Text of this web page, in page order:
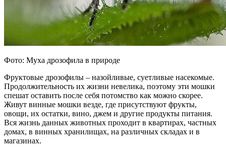
Фото: Муха дрозофила в природе
Фруктовые дрозофилы – назойливые, суетливые насекомые.
Продолжительность их жизни невелика, поэтому эти мошки
спешат оставить после себя потомство как можно скорее.
Живут винные мошки везде, где присутствуют фрукты,
овощи, их остатки, вино, джем и другие продукты питания.
Вся жизнь данных животных проходит в квартирах, частных
домах, в винных хранилищах, на различных складах и в
магазинах.